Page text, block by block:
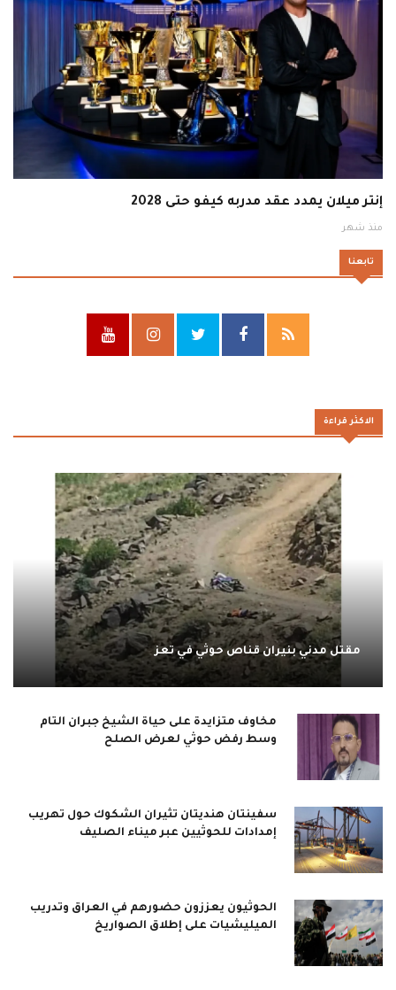
إنتر ميلان يمدد عقد مدربه كيفو حتى 2028
منذ شهر
تابعنا
الاكثر قراءة
مقتل مدني بنيران قناص حوثي في تعز
مخاوف متزايدة على حياة الشيخ جبران التام
وسط رفض حوثي لعرض الصلح
سفينتان هنديتان تثيران الشكوك حول تهريب
إمدادات للحوثيين عبر ميناء الصليف
الحوثيون يعززون حضورهم في العراق وتدريب
الميليشيات على إطلاق الصواريخ